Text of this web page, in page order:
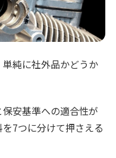
純に社外品かどうか
安基準への適合性が
7つに分けて押さえる